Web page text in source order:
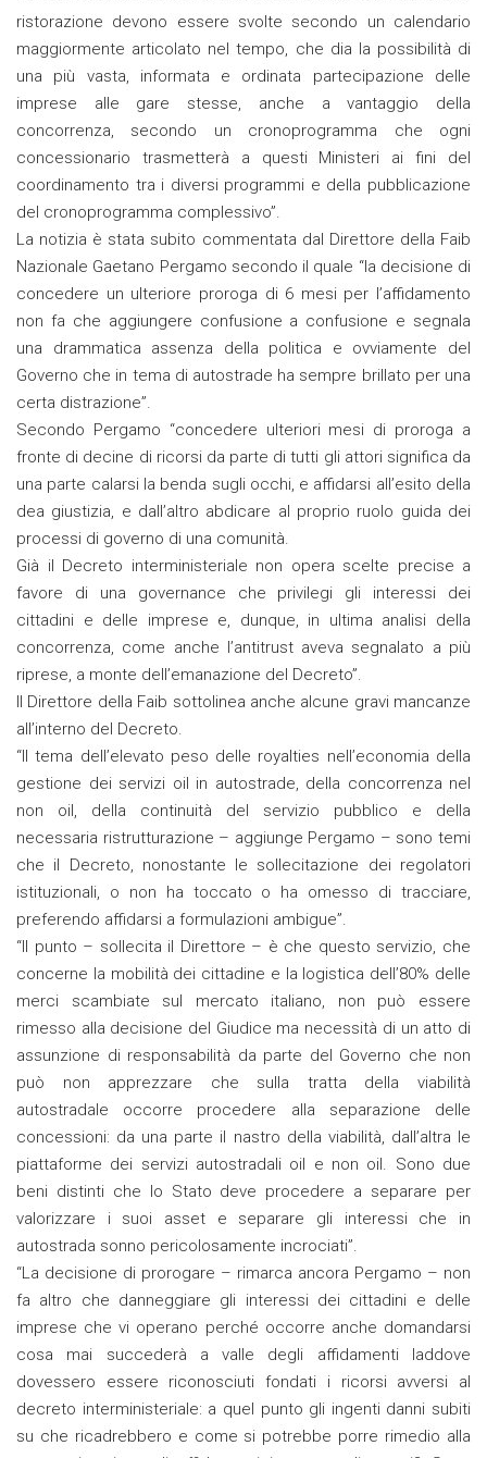
ristorazione devono essere svolte secondo un calendario
maggiormente articolato nel tempo, che dia la possibilità di
una più vasta, informata e ordinata partecipazione delle
imprese alle gare stesse, anche a vantaggio della
concorrenza, secondo un cronoprogramma che ogni
concessionario trasmetterà a questi Ministeri ai fini del
coordinamento tra i diversi programmi e della pubblicazione
del cronoprogramma complessivo”.
La notizia è stata subito commentata dal Direttore della Faib
Nazionale Gaetano Pergamo secondo il quale “la decisione di
concedere un ulteriore proroga di 6 mesi per l’affidamento
non fa che aggiungere confusione a confusione e segnala
una drammatica assenza della politica e ovviamente del
Governo che in tema di autostrade ha sempre brillato per una
certa distrazione”.
Secondo Pergamo “concedere ulteriori mesi di proroga a
fronte di decine di ricorsi da parte di tutti gli attori significa da
una parte calarsi la benda sugli occhi, e affidarsi all’esito della
dea giustizia, e dall’altro abdicare al proprio ruolo guida dei
processi di governo di una comunità.
Già il Decreto interministeriale non opera scelte precise a
favore di una governance che privilegi gli interessi dei
cittadini e delle imprese e, dunque, in ultima analisi della
concorrenza, come anche l’antitrust aveva segnalato a più
riprese, a monte dell’emanazione del Decreto”.
Il Direttore della Faib sottolinea anche alcune gravi mancanze
all’interno del Decreto.
“Il tema dell’elevato peso delle royalties nell’economia della
gestione dei servizi oil in autostrade, della concorrenza nel
non oil, della continuità del servizio pubblico e della
necessaria ristrutturazione – aggiunge Pergamo – sono temi
che il Decreto, nonostante le sollecitazione dei regolatori
istituzionali, o non ha toccato o ha omesso di tracciare,
preferendo affidarsi a formulazioni ambigue”.
“Il punto – sollecita il Direttore – è che questo servizio, che
concerne la mobilità dei cittadine e la logistica dell’80% delle
merci scambiate sul mercato italiano, non può essere
rimesso alla decisione del Giudice ma necessità di un atto di
assunzione di responsabilità da parte del Governo che non
può non apprezzare che sulla tratta della viabilità
autostradale occorre procedere alla separazione delle
concessioni: da una parte il nastro della viabilità, dall’altra le
piattaforme dei servizi autostradali oil e non oil. Sono due
beni distinti che lo Stato deve procedere a separare per
valorizzare i suoi asset e separare gli interessi che in
autostrada sonno pericolosamente incrociati”.
“La decisione di prorogare – rimarca ancora Pergamo – non
fa altro che danneggiare gli interessi dei cittadini e delle
imprese che vi operano perché occorre anche domandarsi
cosa mai succederà a valle degli affidamenti laddove
dovessero essere riconosciuti fondati i ricorsi avversi al
decreto interministeriale: a quel punto gli ingenti danni subiti
su che ricadrebbero e come si potrebbe porre rimedio alla